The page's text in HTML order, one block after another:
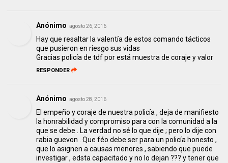
Anónimo agosto 26, 2016
Hay que resaltar la valentía de estos comando tácticos
que pusieron en riesgo sus vidas
Gracias policía de tdf por está muestra de coraje y valor
RESPONDER
Anónimo agosto 28, 2016
El empeño y coraje de nuestra policía , deja de manifiesto
la honrabilidad y compromiso para con la comunidad a la
que se debe . La verdad no sé lo que dije ; pero lo dije con
rabia guevon . Que féo debe ser para un policía honesto ,
que lo asignen a causas menores , sabiendo que puede
investigar , edsta capacitado y no lo dejan ??? y tener que